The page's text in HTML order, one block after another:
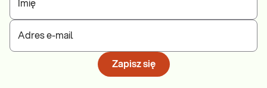
Imię
Adres e-mail
Zapisz się